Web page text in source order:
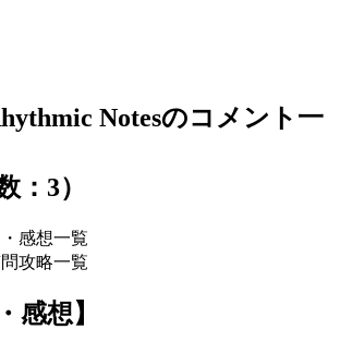
Notesのコメント一
：3）
感想一覧
攻略一覧
感想】